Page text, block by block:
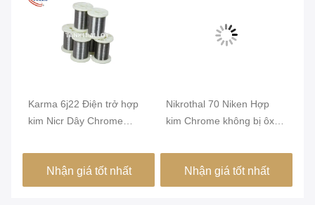
Karma 6j22 Điện trở hợp
kim Nicr Dây Chrome
Nhận giá tốt nhất
Nikrothal 70 Niken Hợp
kim Chrome không bị ôxy
Nhận giá tốt nhất